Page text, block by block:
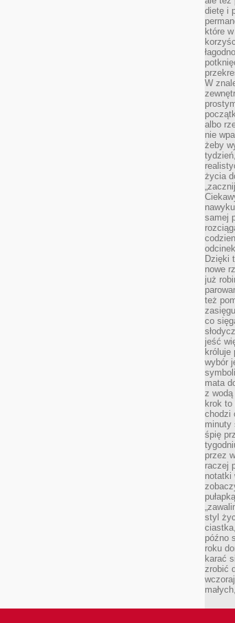
dietę i
które
W
albo
nie
żeby
życia
samej
Dzięki
nowe
już
też
co
jeść
króluje
wybór
mata
z
krok to
chodzi
minuty
śpię
przez
raczej
notatki
styl
późno
roku
karać
zrobić